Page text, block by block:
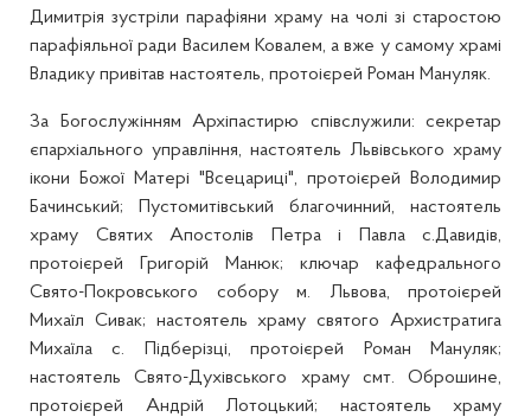
Димитрія зустріли парафіяни храму на чолі зі старостою
парафіяльної ради Василем Ковалем, а вже у самому храмі
Владику привітав настоятель, протоієрей Роман Мануляк.
За Богослужінням Архіпастирю співслужили: секретар
єпархіального управління, настоятель Львівського храму
ікони Божої Матері "Всецариці", протоієрей Володимир
Бачинський; Пустомитівський благочинний, настоятель
храму Святих Апостолів Петра і Павла с.Давидів,
протоієрей Григорій Манюк; ключар кафедрального
Свято-Покровського собору м. Львова, протоієрей
Михаїл Сивак; настоятель храму святого Архистратига
Михаїла с. Підберізці, протоієрей Роман Мануляк;
настоятель Свято-Духівського храму смт. Оброшине,
протоієрей Андрій Лотоцький; настоятель храму